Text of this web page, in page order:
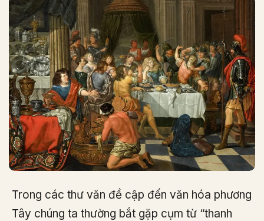
Trong các thư văn đề cập đến văn hóa phương
Tây chúng ta thường bắt gặp cụm từ “thanh